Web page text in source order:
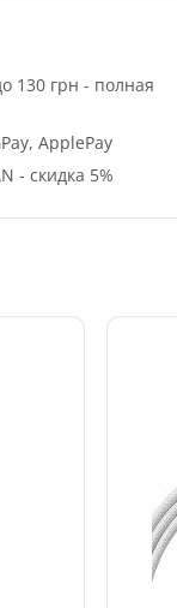
130 грн - полная
ApplePay
- скидка 5%